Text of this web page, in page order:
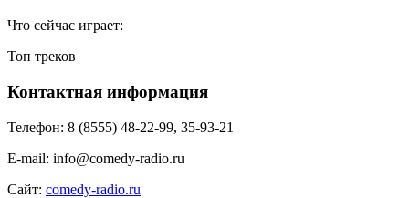
Что сейчас играет:
Топ треков
Контактная информация
Телефон: 8 (8555) 48-22-99, 35-93-21
E-mail: info@comedy-radio.ru
Сайт: comedy-radio.ru